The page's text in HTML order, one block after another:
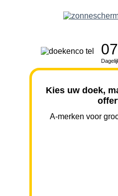
Kies uw doek,
A-merken voor